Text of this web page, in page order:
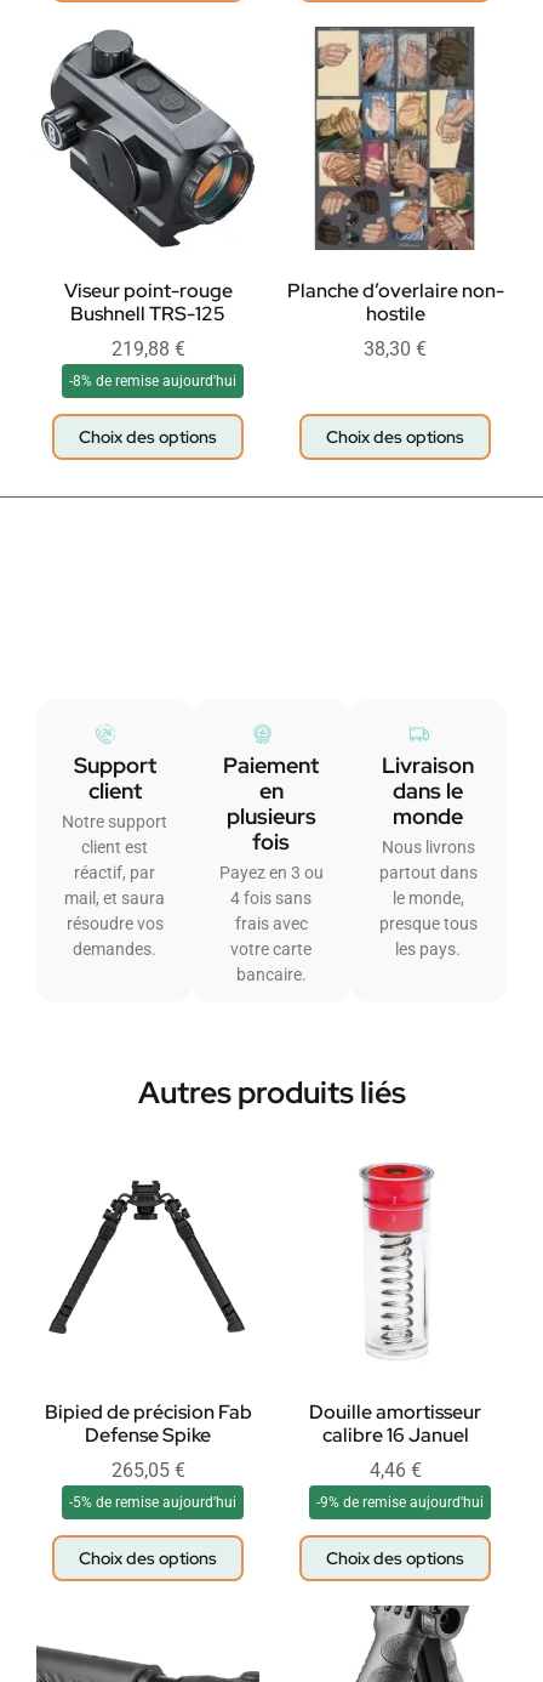
Viseur point-rouge
Bushnell TRS-125
219,88 €
-8% de remise aujourd'hui
Choix des options
Planche d’overlaire non-
hostile
38,30 €
Choix des options
Support
client
Notre support
client est
réactif, par
mail, et saura
résoudre vos
demandes.
Paiement
en
plusieurs
fois
Payez en 3 ou
4 fois sans
frais avec
votre carte
bancaire.
Livraison
dans le
monde
Nous livrons
partout dans
le monde,
presque tous
les pays.
Autres produits liés
Bipied de précision Fab
Defense Spike
265,05 €
-5% de remise aujourd'hui
Choix des options
Douille amortisseur
calibre 16 Januel
4,46 €
-9% de remise aujourd'hui
Choix des options